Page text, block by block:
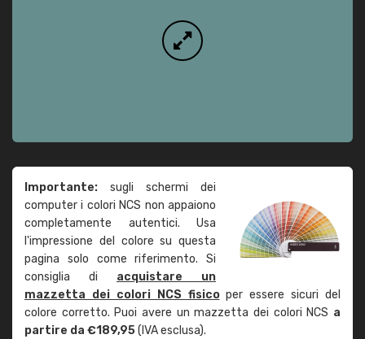
Importante: sugli schermi dei
computer i colori NCS non appaiono
completamente autentici. Usa
l'impressione del colore su questa
pagina solo come riferimento. Si
consiglia di acquistare un
mazzetta dei colori NCS fisicoper essere sicuri del
colore corretto. Puoi avere un mazzetta dei colori NCS a
partire da €189,95(IVA esclusa).